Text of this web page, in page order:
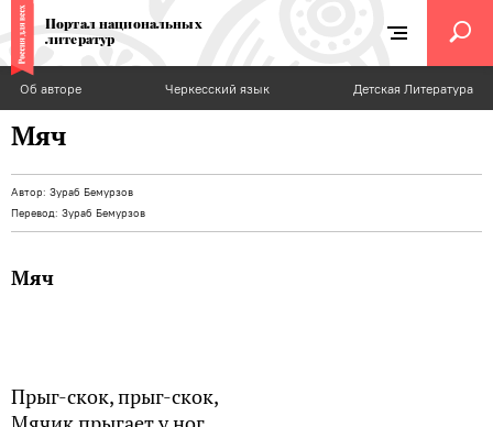
Портал национальных
литератур
Об авторе Черкесский язык Детская Литература
Мяч
Автор: Зураб Бемурзов
Перевод: Зураб Бемурзов
Мяч
Прыг-скок, прыг-скок,